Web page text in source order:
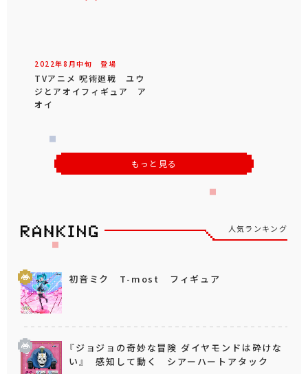
2022年8 月中旬 登場
TVアニメ 呪術廻戦 ユウ
ジとアオイフィギュア ア
オイ
もっと見る
人気ランキング
初音ミク T-most フィギュア
『ジョジョの奇妙な冒険 ダイヤモンドは砕けな
い』 感知して動く シアーハートアタック